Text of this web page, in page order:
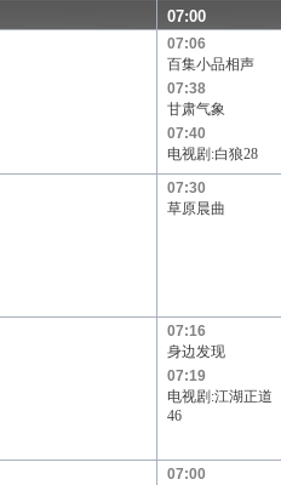
07:00
07:06
百集小品相声
07:38
甘肃气象
07:40
电视剧:白狼28
07:30
草原晨曲
07:16
身边发现
07:19
电视剧:江湖正道
46
07:00